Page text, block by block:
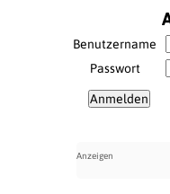
Benutzername
Passwort